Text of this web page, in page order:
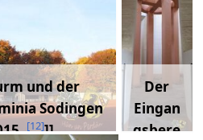
und der
Sodingen
[12]]]
Der
Eingan
gsbere